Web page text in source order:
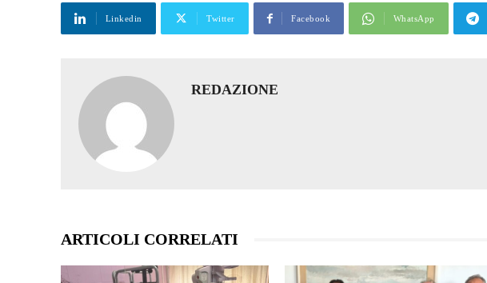
Linkedin Twitter Facebook WhatsApp
REDAZIONE
ARTICOLI CORRELATI